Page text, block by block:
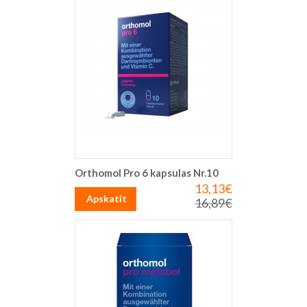
Orthomol Pro 6 kapsulas Nr.10
Īpaša
cena
13,13€
Parastā
cena
16,89€
Apskatīt